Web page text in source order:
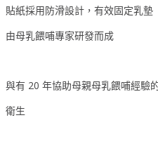
貼紙採用防滑設計，有效固定乳墊
由母乳餵哺專家研發而成
與有 20 年協助母親母乳餵哺經驗
衛生